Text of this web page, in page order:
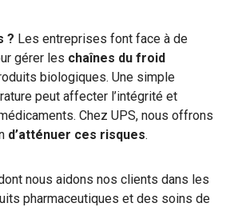
? Les entreprises font face à de
gérer les chaînes du froid
biologiques. Une simple
peut affecter l’intégrité et
Chez UPS, nous offrons
d’atténuer ces risques.
nous aidons nos clients dans les
pharmaceutiques et des soins de